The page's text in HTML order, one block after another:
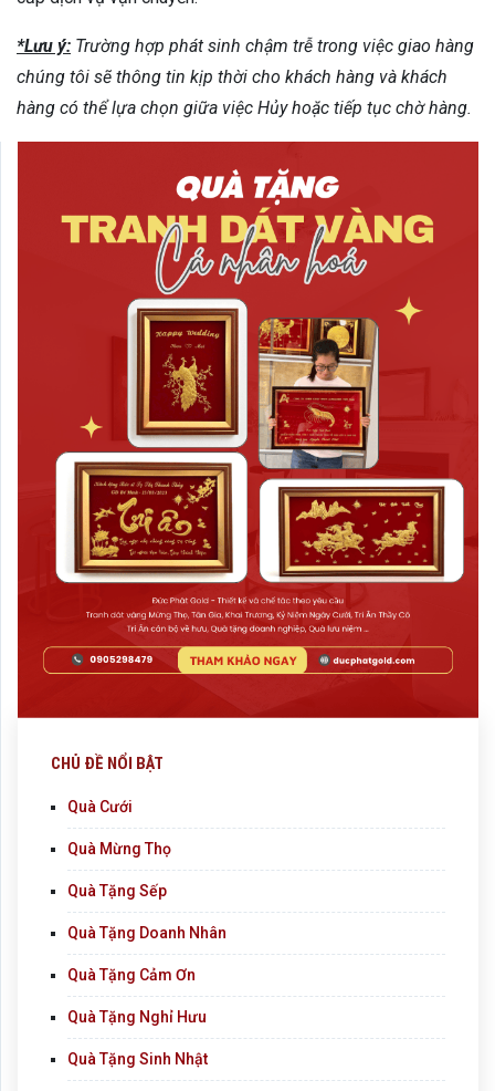
*Lưu ý: Trường hợp phát sinh chậm trễ trong việc giao hàng
chúng tôi sẽ thông tin kịp thời cho khách hàng và khách
hàng có thể lựa chọn giữa việc Hủy hoặc tiếp tục chờ hàng.
CHỦ ĐỀ NỔI BẬT
Quà Cưới
Quà Mừng Thọ
Quà Tặng Sếp
Quà Tặng Doanh Nhân
Quà Tặng Cảm Ơn
Quà Tặng Nghỉ Hưu
Quà Tặng Sinh Nhật